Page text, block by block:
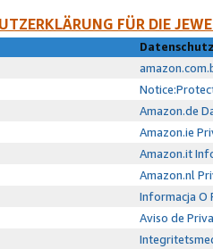
FÜR DIE
Amazon.de
Amazon.ie
Amazon.it
Amazon.nl
Informacja O
Aviso de